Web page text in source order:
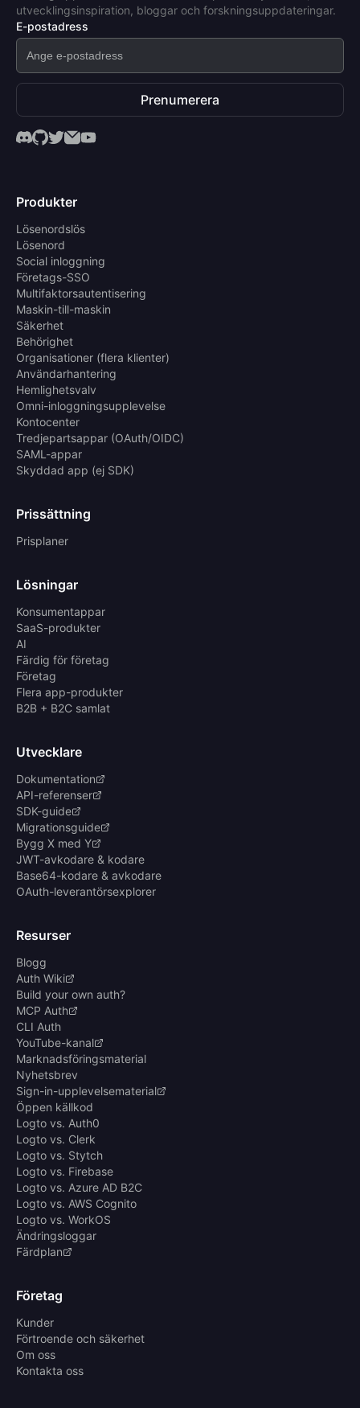
utvecklingsinspiration, bloggar och forskningsuppdateringar.
E-postadress
Prenumerera
Produkter
Lösenordslös
Lösenord
Social inloggning
Företags-SSO
Multifaktorsautentisering
Maskin-till-maskin
Säkerhet
Behörighet
Organisationer (flera klienter)
Användarhantering
Hemlighetsvalv
Omni-inloggningsupplevelse
Kontocenter
Tredjepartsappar (OAuth/OIDC)
SAML-appar
Skyddad app (ej SDK)
Prissättning
Prisplaner
Lösningar
Konsumentappar
SaaS-produkter
AI
Färdig för företag
Företag
Flera app-produkter
B2B + B2C samlat
Utvecklare
Dokumentation
API-referenser
SDK-guide
Migrationsguide
Bygg X med Y
JWT-avkodare & kodare
Base64-kodare & avkodare
OAuth-leverantörsexplorer
Resurser
Blogg
Auth Wiki
Build your own auth?
MCP Auth
CLI Auth
YouTube-kanal
Marknadsföringsmaterial
Nyhetsbrev
Sign-in-upplevelsematerial
Öppen källkod
Logto vs. Auth0
Logto vs. Clerk
Logto vs. Stytch
Logto vs. Firebase
Logto vs. Azure AD B2C
Logto vs. AWS Cognito
Logto vs. WorkOS
Ändringsloggar
Färdplan
Företag
Kunder
Förtroende och säkerhet
Om oss
Kontakta oss